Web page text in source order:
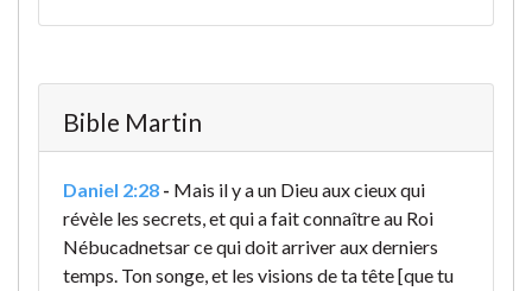
Bible Martin
Daniel 2:28 - Mais il y a un Dieu aux cieux qui
révèle les secrets, et qui a fait connaître au Roi
Nébucadnetsar ce qui doit arriver aux derniers
temps. Ton songe, et les visions de ta tête [que tu